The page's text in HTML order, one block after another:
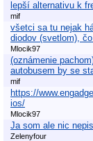
lepší alternativu k
mif
všetci sa tu nejak
diodov (svetlom),
Mlocik97
(oznámenie
autobusem by se
mif
https://
ios/
Mlocik97
Ja som ale nic
Zelenyfour